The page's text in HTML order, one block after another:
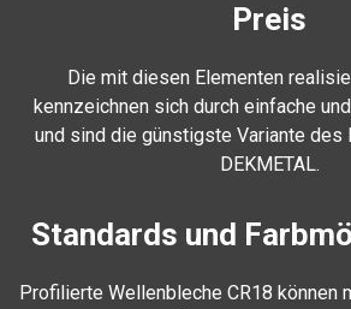
Preis
Die mit diesen Elementen
kennzeichnen sich durch einfache
und sind die günstigste Variante
DEKMETAL.
Standards und
Profilierte Wellenbleche CR18 können